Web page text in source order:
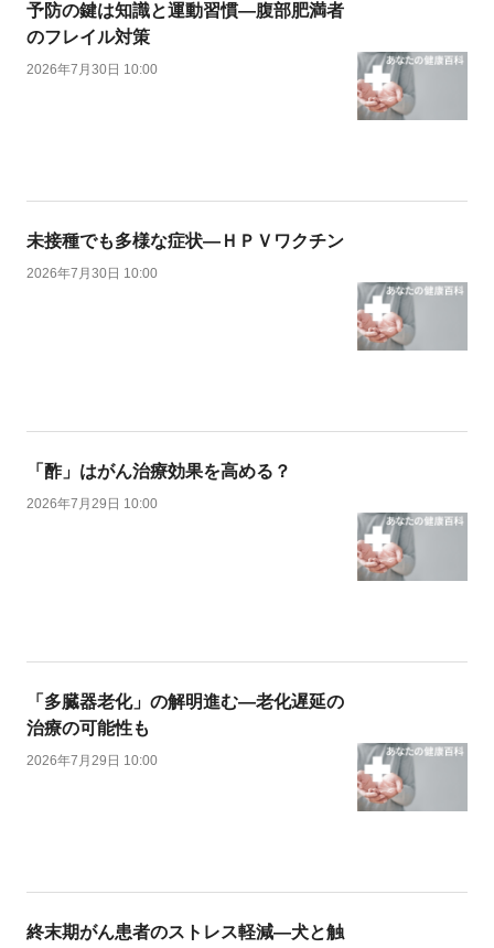
予防の鍵は知識と運動習慣―腹部肥満者
のフレイル対策
2026年7月30日 10:00
未接種でも多様な症状―ＨＰＶワクチン
2026年7月30日 10:00
「酢」はがん治療効果を高める？
2026年7月29日 10:00
「多臓器老化」の解明進む―老化遅延の
治療の可能性も
2026年7月29日 10:00
終末期がん患者のストレス軽減―犬と触